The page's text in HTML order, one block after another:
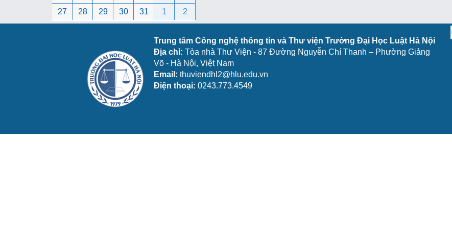
27
28 29 30 31 1 2
Trung tâm Công nghệ thông tin và Thư viện Trường Đại Học Luật Hà Nội
Địa chỉ: Tòa nhà Thư Viện - 87 Đường Nguyễn Chí Thanh – Phường Giảng
Võ - Hà Nội, Việt Nam
Email: thuviendhl2@hlu.edu.vn
Điện thoại: 0243.773.4549